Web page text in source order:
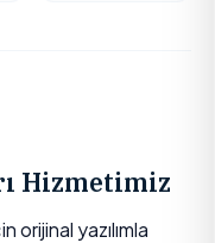
Hizmetimiz
orijinal yazılımla